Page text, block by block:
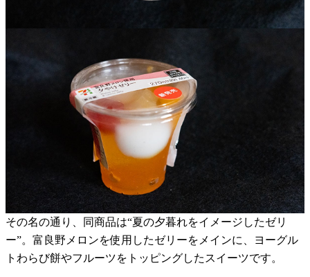
その名の通り、同商品は“夏の夕暮れをイメージしたゼリ
ー”。富良野メロンを使用したゼリーをメインに、ヨーグル
トわらび餅やフルーツをトッピングしたスイーツです。